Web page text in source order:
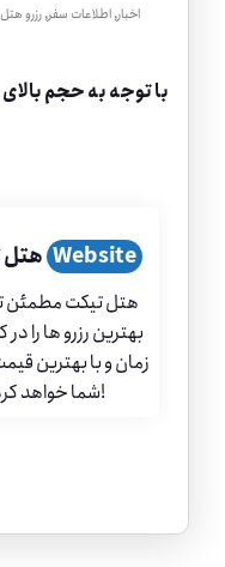
اخبار,اطلاعات سفر,رزرو هتل
با توجه به حجم
هتل تیکتWebsite
هتل تیکت مطمئن
بهترین رزرو ها را
زمان و با بهترین
شما خواهد کرد!